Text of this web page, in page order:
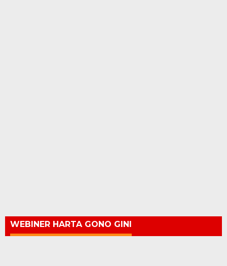
WEBINER HARTA GONO GINI